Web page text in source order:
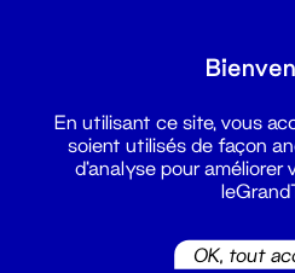
En utilisant ce site, vous
soient utilisés de façon
d'analyse pour améliorer
OK, tout